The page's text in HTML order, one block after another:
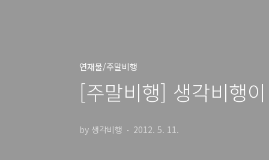
연재물/주말비행
[주말비행] 생각비행
by 생각비행 2012. 5. 11.